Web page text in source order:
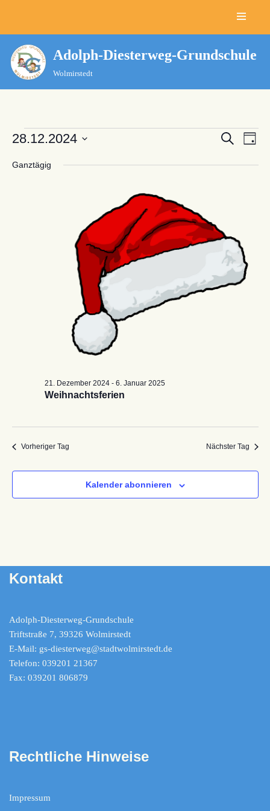
Zum
Inhalt
springen
Adolph-Diesterweg-Grundschule
Wolmirstedt
Suche
Suche
Tag
28.12.2024
wählen.
Ganztägig
Weihnachtsferien
21. Dezember 2024- 6. Januar 2025
Vorheriger Tag Nächster Tag
Kalender abonnieren
Kontakt
Adolph-Diesterweg-Grundschule
Triftstraße 7, 39326 Wolmirstedt
E-Mail: gs-diesterweg@stadtwolmirstedt.de
Telefon: 039201 21367
Fax: 039201 806879
Rechtliche Hinweise
Impressum